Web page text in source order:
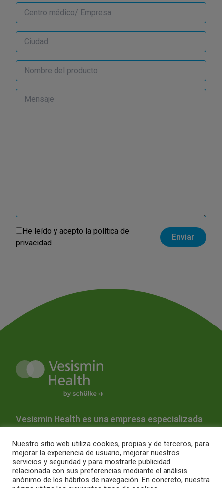
He leído y acepto la política de
privacidad
Vesismin Health es una empresa especializada
desinfección hospitalaria.
Quiénes SomosProductosServiciosBlog
Nuestro sitio web utiliza cookies, propias y de terceros, para
mejorar la experiencia de usuario, mejorar nuestros
servicios y seguridad y para mostrarle publicidad
relacionada con sus preferencias mediante el análisis
anónimo de los hábitos de navegación. En concreto, nuestra